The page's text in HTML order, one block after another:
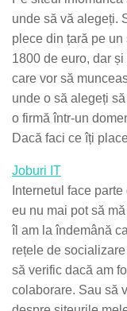
unde să vă alegeți.
plece din țară pe
1800 de euro, dar
care vor să
unde o să alegeți
o firmă într-un
Dacă faci ce îți
Joburi IT
Internetul face
eu nu mai pot să
îl am la îndemână
rețele de
să verific dacă am
colaborare. Sau să